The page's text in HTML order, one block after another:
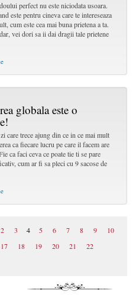
perfect nu este niciodata usoara.
este pentru cineva care te intereseaza
cum este cea mai buna prietena a ta.
vei dori sa ii dai dragii tale prietene
globala este o
care trece ajung din ce in ce mai mult
ca fiecare lucru pe care il facem are
ca faci ceva ce poate tie ti se pare
cum ar fi sa pleci cu 9 sacose de
2 3 4 5 6 7 8 9
10
17 18 19 20 21
22